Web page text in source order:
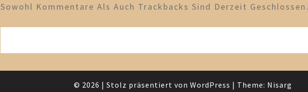
Sowohl Kommentare Als Auch Trackbacks Sind Derzeit Geschlossen.
© 2026 | Stolz präsentiert von WordPress | Theme: Nisarg